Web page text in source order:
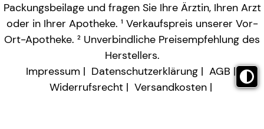
Packungsbeilage und fragen Sie Ihre Ärztin, Ihren Arzt
oder in Ihrer Apotheke. ¹ Verkaufspreis unserer Vor-
Ort-Apotheke. ² Unverbindliche Preisempfehlung des
Herstellers.
Impressum
Datenschutzerklärung
AGB
Widerrufsrecht
Versandkosten